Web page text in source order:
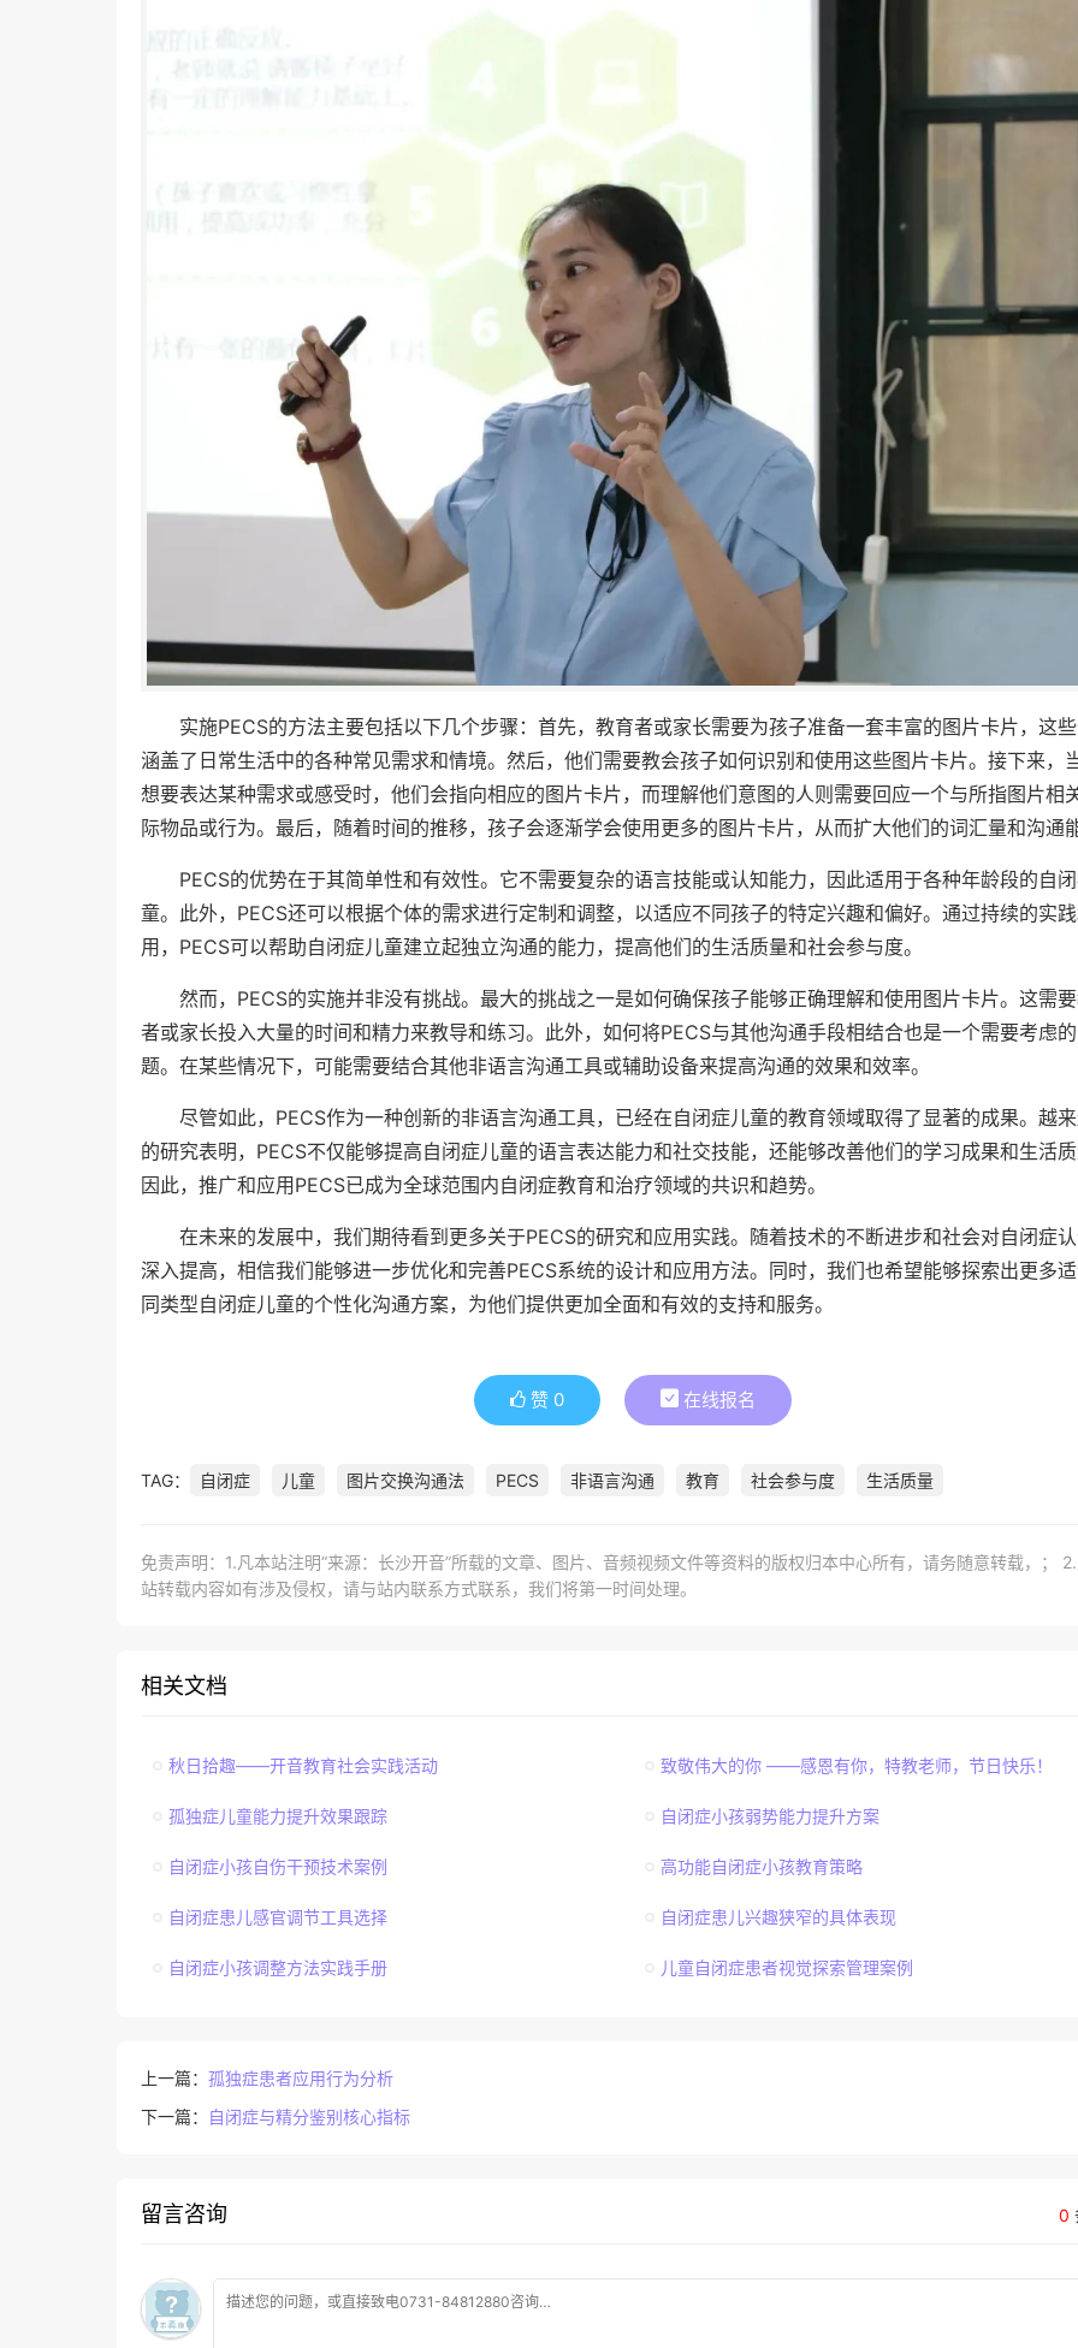
实施PECS的方法主要包括以下几个步骤：首先，教育者或家长需要为孩子准备一套丰富的图片卡片，这
涵盖了日常生活中的各种常见需求和情境。然后，他们需要教会孩子如何识别和使用这些图片卡片。接下来，
想要表达某种需求或感受时，他们会指向相应的图片卡片，而理解他们意图的人则需要回应一个与所指图片相
际物品或行为。最后，随着时间的推移，孩子会逐渐学会使用更多的图片卡片，从而扩大他们的词汇量和沟通
PECS的优势在于其简单性和有效性。它不需要复杂的语言技能或认知能力，因此适用于各种年龄段的自
童。此外，PECS还可以根据个体的需求进行定制和调整，以适应不同孩子的特定兴趣和偏好。通过持续的实
用，PECS可以帮助自闭症儿童建立起独立沟通的能力，提高他们的生活质量和社会参与度。
然而，PECS的实施并非没有挑战。最大的挑战之一是如何确保孩子能够正确理解和使用图片卡片。这需
者或家长投入大量的时间和精力来教导和练习。此外，如何将PECS与其他沟通手段相结合也是一个需要考虑
题。在某些情况下，可能需要结合其他非语言沟通工具或辅助设备来提高沟通的效果和效率。
尽管如此，PECS作为一种创新的非语言沟通工具，已经在自闭症儿童的教育领域取得了显著的成果。越
的研究表明，PECS不仅能够提高自闭症儿童的语言表达能力和社交技能，还能够改善他们的学习成果和生活
因此，推广和应用PECS已成为全球范围内自闭症教育和治疗领域的共识和趋势。
在未来的发展中，我们期待看到更多关于PECS的研究和应用实践。随着技术的不断进步和社会对自闭症
深入提高，相信我们能够进一步优化和完善PECS系统的设计和应用方法。同时，我们也希望能够探索出更多
同类型自闭症儿童的个性化沟通方案，为他们提供更加全面和有效的支持和服务。
赞 0 在线报名
TAG： 自闭症 儿童 图片交换沟通法 PECS 非语言沟通 教育 社会参与度 生活质量
免责声明：1.凡本站注明“来源：长沙开音”所载的文章、图片、音频视频文件等资料的版权归本中心所有，请务随意转载，；
站转载内容如有涉及侵权，请与站内联系方式联系，我们将第一时间处理。
相关文档
秋日拾趣——开音教育社会实践活动 致敬伟大的你 ——感恩有你，特教老师，节日快乐！
孤独症儿童能力提升效果跟踪 自闭症小孩弱势能力提升方案
自闭症小孩自伤干预技术案例 高功能自闭症小孩教育策略
自闭症患儿感官调节工具选择 自闭症患儿兴趣狭窄的具体表现
自闭症小孩调整方法实践手册 儿童自闭症患者视觉探索管理案例
上一篇： 孤独症患者应用行为分析
下一篇：
自闭症与精分鉴别核心指标
0
留言咨询